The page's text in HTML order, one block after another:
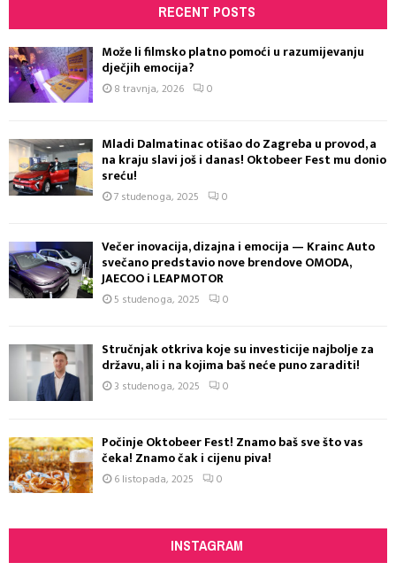
RECENT POSTS
Može li filmsko platno pomoći u razumijevanju
dječjih emocija?
8 travnja, 2026 0
Mladi Dalmatinac otišao do Zagreba u provod, a
na kraju slavi još i danas! Oktobeer Fest mu donio
sreću!
7 studenoga, 2025 0
Večer inovacija, dizajna i emocija — Krainc Auto
svečano predstavio nove brendove OMODA,
JAECOO i LEAPMOTOR
5 studenoga, 2025 0
Stručnjak otkriva koje su investicije najbolje za
državu, ali i na kojima baš neće puno zaraditi!
3 studenoga, 2025 0
Počinje Oktobeer Fest! Znamo baš sve što vas
čeka! Znamo čak i cijenu piva!
6 listopada, 2025 0
INSTAGRAM